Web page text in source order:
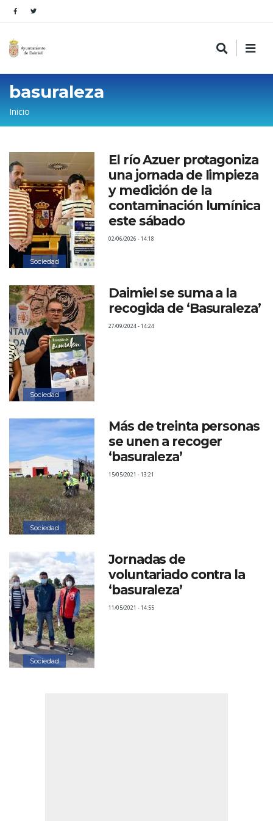
basuraleza
Sobrescribir
enlaces
de
ayuda
a
la
navegación
Inicio
Sociedad
El río Azuer protagoniza
una jornada de limpieza
y medición de la
contaminación lumínica
este sábado
02/06/2026 - 14:18
Sociedad
Daimiel se suma a la
recogida de ‘Basuraleza’
27/09/2024 - 14:24
Sociedad
Más de treinta personas
se unen a recoger
‘basuraleza’
15/05/2021 - 13:21
Sociedad
Jornadas de
voluntariado contra la
‘basuraleza’
11/05/2021 - 14:55